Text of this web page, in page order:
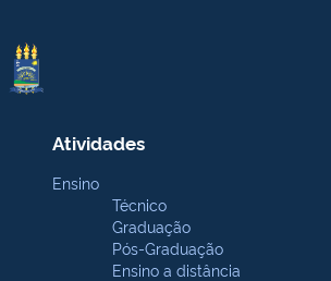
Atividades
Ensino
Técnico
Graduação
Pós-Graduação
Ensino a distância